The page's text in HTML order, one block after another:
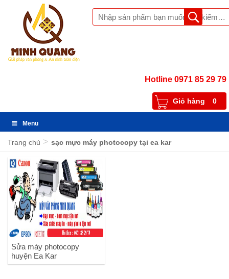
Hotline 0971 85 29 79
Giỏ hàng 0
Menu
Trang chủ > sạc mực máy photocopy tại ea kar
Sửa máy photocopy
huyện Ea Kar